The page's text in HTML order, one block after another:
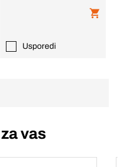
Usporedi
vas